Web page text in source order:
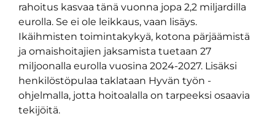
rahoitus kasvaa tänä vuonna jopa 2,2 miljardilla
eurolla. Se ei ole leikkaus, vaan lisäys.
Ikäihmisten toimintakykyä, kotona pärjäämistä
ja omaishoitajien jaksamista tuetaan 27
miljoonalla eurolla vuosina 2024-2027. Lisäksi
henkilöstöpulaa taklataan Hyvän työn -
ohjelmalla, jotta hoitoalalla on tarpeeksi osaavia
tekijöitä.